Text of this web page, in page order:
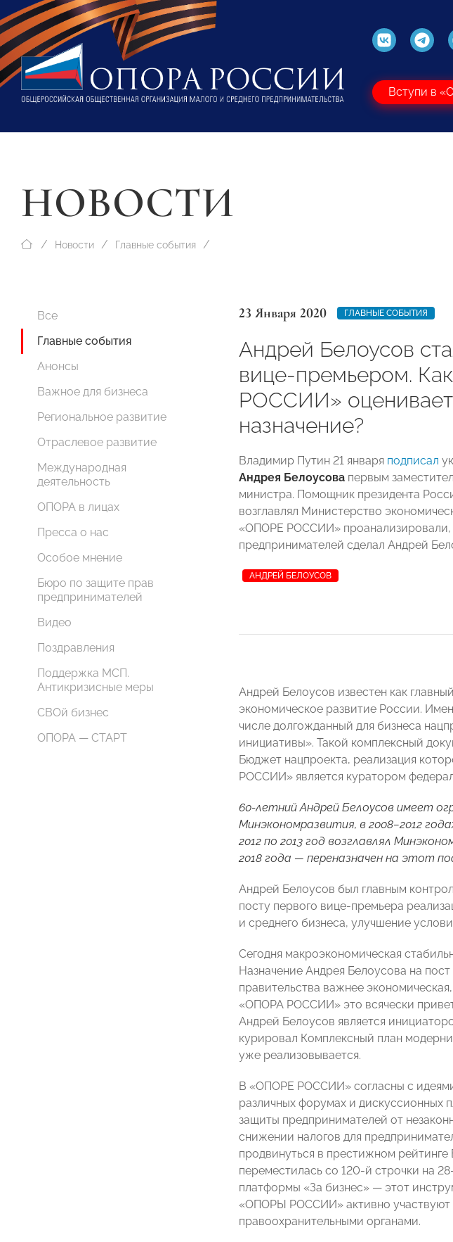
Вступи в
НОВОСТИ
Новости Главные события
Все
Главные события
Анонсы
Важное для бизнеса
Региональное развитие
Отраслевое развитие
Международная
деятельность
ОПОРА в лицах
Пресса о нас
Особое мнение
Бюро по защите прав
предпринимателей
Видео
Поздравления
Поддержка МСП.
Антикризисные меры
СВОй бизнес
ОПОРА — СТАРТ
23 Января 2020 ГЛАВНЫЕ СОБЫТИЯ
Андрей Белоусов
вице-премьером.
РОССИИ»
назначение?
Владимир Путин 21 января подписал
Андрея Белоусова первым
министра. Помощник президента
возглавлял Министерство
«ОПОРЕ РОССИИ» проанализировали,
предпринимателей сделал Андрей
АНДРЕЙ БЕЛОУСОВ
Андрей Белоусов известен как
экономическое развитие России.
числе долгожданный для бизнеса
инициативы». Такой комплексный
Бюджет нацпроекта, реализация
РОССИИ» является куратором
60-летний Андрей Белоусов имеет
Минэкономразвития, в 2008–2012
2012 по 2013 год возглавлял
2018 года — переназначен на этот
Андрей Белоусов был главным
посту первого вице-премьера
и среднего бизнеса, улучшение
Сегодня макроэкономическая
Назначение Андрея Белоусова на
правительства важнее
«ОПОРА РОССИИ» это всячески
Андрей Белоусов является
курировал Комплексный план
уже реализовывается.
В «ОПОРЕ РОССИИ» согласны с
различных форумах и дискуссионных
защиты предпринимателей от
снижении налогов для
продвинуться в престижном
переместилась со 120-й строчки на
платформы «За бизнес» — этот
«ОПОРЫ РОССИИ» активно участвуют
правоохранительными органами.